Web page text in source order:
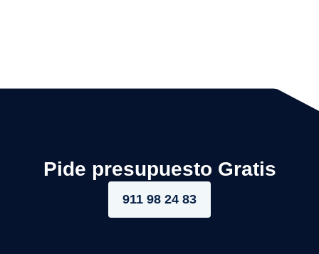
Pide presupuesto Gratis
911 98 24 83